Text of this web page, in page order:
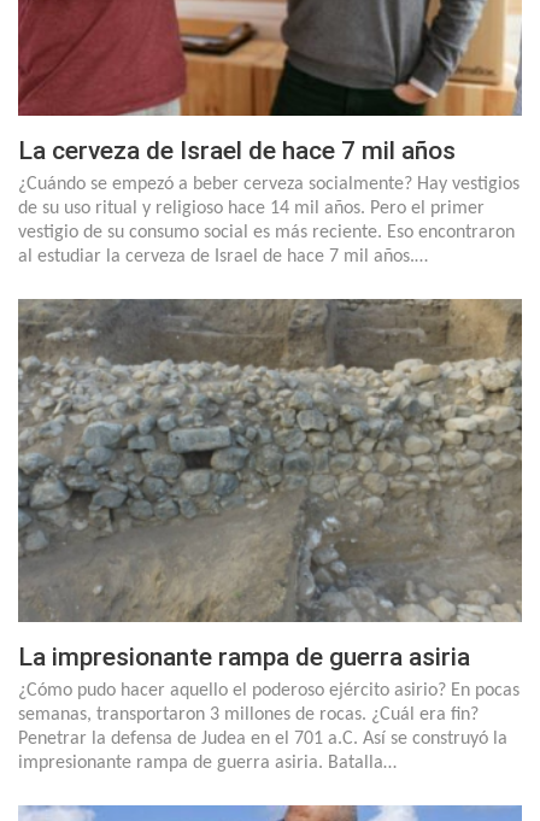
La cerveza de Israel de hace 7 mil años
¿Cuándo se empezó a beber cerveza socialmente? Hay vestigios
de su uso ritual y religioso hace 14 mil años. Pero el primer
vestigio de su consumo social es más reciente. Eso encontraron
al estudiar la cerveza de Israel de hace 7 mil años.…
La impresionante rampa de guerra asiria
¿Cómo pudo hacer aquello el poderoso ejército asirio? En pocas
semanas, transportaron 3 millones de rocas. ¿Cuál era fin?
Penetrar la defensa de Judea en el 701 a.C. Así se construyó la
impresionante rampa de guerra asiria. Batalla…